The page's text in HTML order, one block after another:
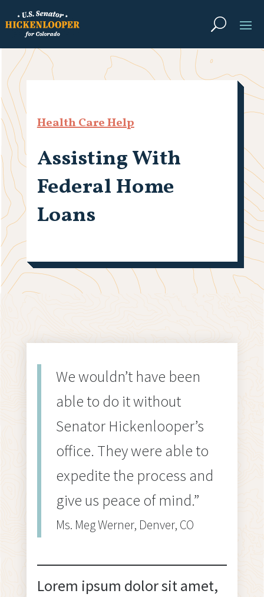
Health Care Help
Assisting With
Federal Home
Loans
We wouldn’t have been
able to do it without
Senator Hickenlooper’s
office. They were able to
expedite the process and
give us peace of mind.”
Ms. Meg Werner, Denver, CO
Lorem ipsum dolor sit amet,